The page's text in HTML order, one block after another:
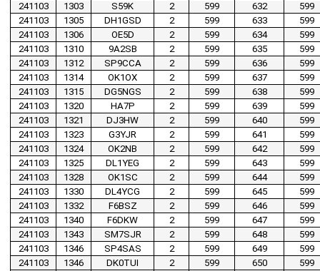
241103
1303 S59K 2 599 632
599
241103
1305 DH1GSD 2 599 633
599
241103
1306 OE5D 2 599 634
599
241103
1310 9A2SB 2 599 635
599
241103
1312 SP9CCA 2 599 636
599
241103
1314 OK1OX 2 599 637
599
241103
1315 DG5NGS 2 599 638
599
241103
1320 HA7P 2 599 639
599
241103
1321 DJ3HW 2 599 640
599
241103
1323 G3YJR 2 599 641
599
241103
1324 OK2NB 2 599 642
599
241103
1325 DL1YEG 2 599 643
599
241103
1328 OK1SC 2 599 644
599
241103
1330 DL4YCG 2 599 645
599
241103
1332 F6BSZ 2 599 646
599
241103
1340 F6DKW 2 599 647
599
241103
1343 SM7SJR 2 599 648
599
241103
1346 SP4SAS 2 599 649
599
241103
1346 DK0TUI 2 599 650
599